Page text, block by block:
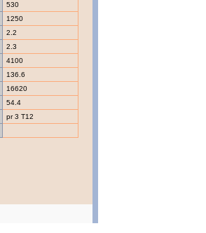
530
1250
2.2
2.3
4100
136.6
16620
54.4
pr 3 T12